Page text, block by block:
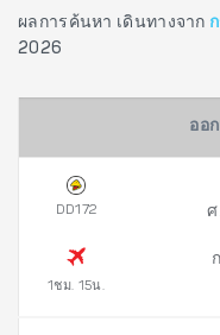
ผลการค้นหา เดินทางจาก
2026
ออ
DD172
1ชม. 15น.
ศ